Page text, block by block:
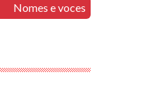
Nomes e voces